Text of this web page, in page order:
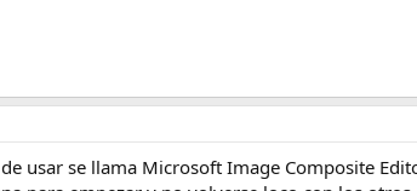
usar se llama Microsoft Image Composite